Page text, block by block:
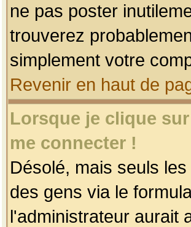
ne pas poster
trouverez
simplement votre
Revenir en haut de
Lorsque je clique
me connecter !
Désolé, mais seuls
des gens via le
l'administrateur aurait